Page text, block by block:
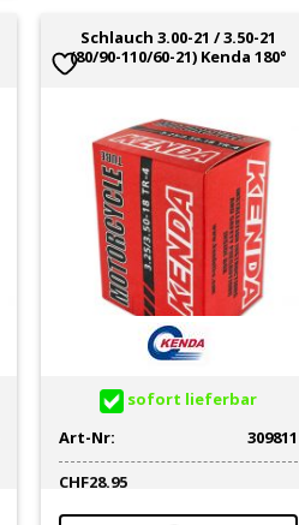
Schlauch 3.00-21 / 3.50-21
(80/90-110/60-21) Kenda 180°
sofort lieferbar
Art-Nr:
309811
CHF28.95